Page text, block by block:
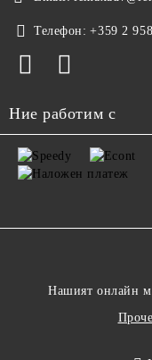
Телефон: +359 2
Ние работим с
Нашият онлайн